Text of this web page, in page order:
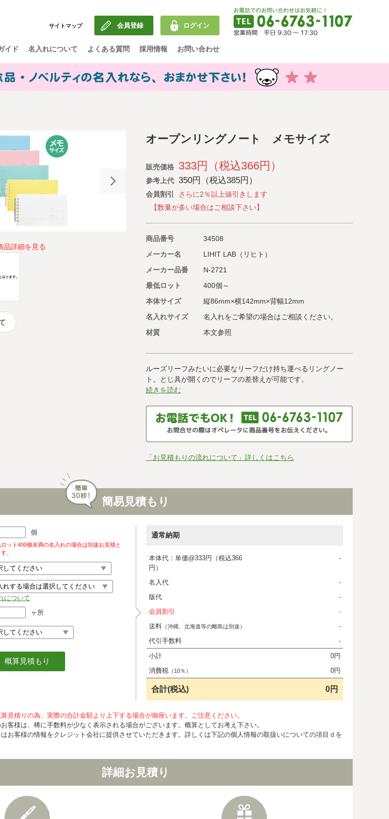
サイトマップ 会員登録 ログイン
イド 名入れについて よくある質問 採用情報 お問い合わせ
品詳細を見る
オープンリングノート メモサイズ
販売価格 333円（税込366円）
参考上代 350円（税込385円）
会員割引
さらに2％以上値引きします
【数量が多い場合はご相談下さい】
商品番号
34508
メーカー名
LIHIT LAB（リヒト）
メーカー品番
N-2721
最低ロット
400個～
本体サイズ
縦86mm×横142mm×背幅12mm
名入れサイズ
名入れをご希望の場合はご相談ください。
材質
本文参照
ルーズリーフみたいに必要なリーフだけ持ち運べるリングノー
ト。とじ具が開くのでリーフの差替えが可能です。
続きを読む
「お見積もりの流れについて」詳しくはこちら
簡易見積もり
個
ット400個未満の名入れの場合は別途お見積と
。
について
ヶ所
通常納期
本体代：単価@333円（税込366
円）
-
名入代
-
版代
-
会員割引
-
送料 （沖縄、北海道等の離島は別途）
-
代引手数料
-
小計
0円
消費税 （10％） 0円
合計(税込) 0円
見積りの為、実際の合計金額より上下する場合が御座います。ご注意ください。
客様は、稀に手数料が少なく表示される場合がございます。概算としてお考え下さい。
お客様の情報をクレジット会社に提供させていただきます。詳しくは下記の個人情報の取扱いについての項目ｄを
詳細お見積り